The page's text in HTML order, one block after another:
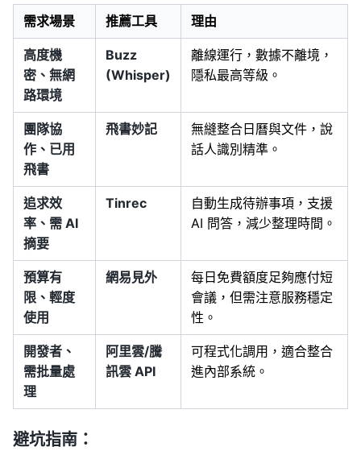
需求場景 推薦工具 理由
高度機
密、無網
路環境
Buzz
(Whisper)
離線運行，數據不離境，
隱私最高等級。
團隊協
作、已用
飛書
飛書妙記
無縫整合日曆與文件，說
話人識別精準。
追求效
率、需 AI
摘要
Tinrec
自動生成待辦事項，支援
AI 問答，減少整理時間。
預算有
限、輕度
使用
網易見外
每日免費額度足夠應付短
會議，但需注意服務穩定
性。
開發者、
需批量處
理
阿里雲/騰
訊雲 API
可程式化調用，適合整合
進內部系統。
避坑指南：